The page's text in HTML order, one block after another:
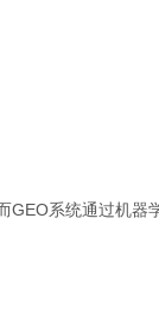
GEO系统通过机